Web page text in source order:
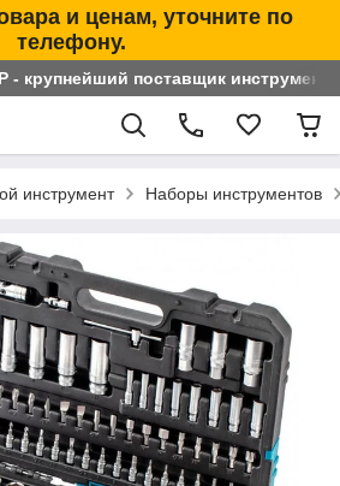
и ценам, уточните по
телефону.
- крупнейший поставщик
инструмент Наборы инструментов